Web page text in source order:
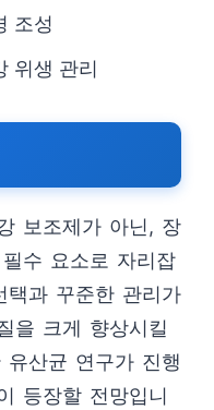
조성
위생 관리
보조제가 아닌, 장
수 요소로 자리잡
택과 꾸준한 관리가
을 크게 향상시킬
산균 연구가 진행
등장할 전망입니